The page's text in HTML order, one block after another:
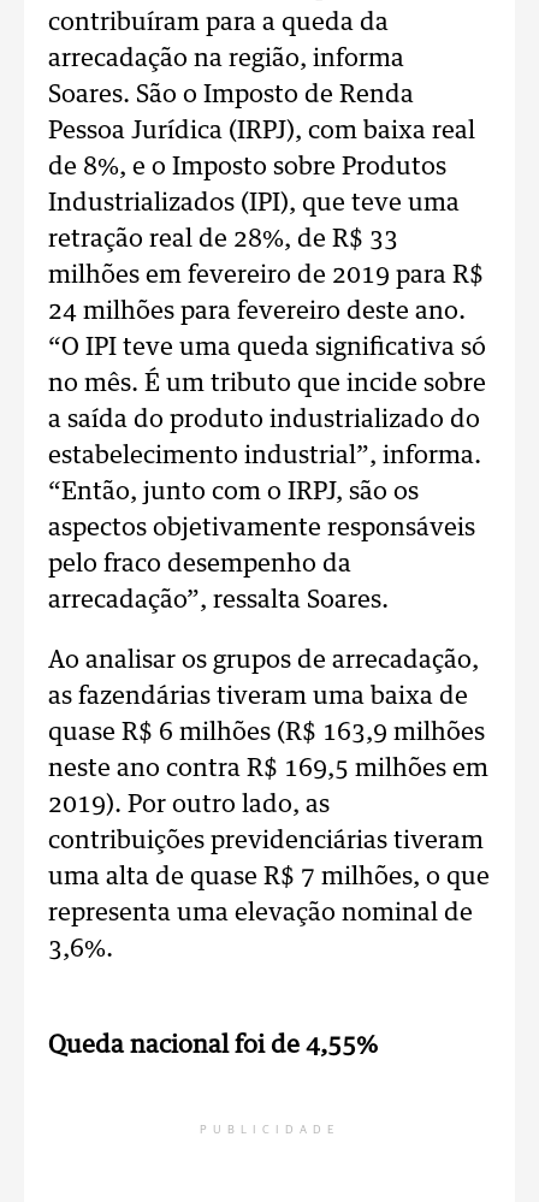
contribuíram para a queda da
arrecadação na região, informa
Soares. São o Imposto de Renda
Pessoa Jurídica (IRPJ), com baixa real
de 8%, e o Imposto sobre Produtos
Industrializados (IPI), que teve uma
retração real de 28%, de R$ 33
milhões em fevereiro de 2019 para R$
24 milhões para fevereiro deste ano.
“O IPI teve uma queda significativa só
no mês. É um tributo que incide sobre
a saída do produto industrializado do
estabelecimento industrial”, informa.
“Então, junto com o IRPJ, são os
aspectos objetivamente responsáveis
pelo fraco desempenho da
arrecadação”, ressalta Soares.
Ao analisar os grupos de arrecadação,
as fazendárias tiveram uma baixa de
quase R$ 6 milhões (R$ 163,9 milhões
neste ano contra R$ 169,5 milhões em
2019). Por outro lado, as
contribuições previdenciárias tiveram
uma alta de quase R$ 7 milhões, o que
representa uma elevação nominal de
3,6%.
Queda nacional foi de 4,55%
PUBLICIDADE